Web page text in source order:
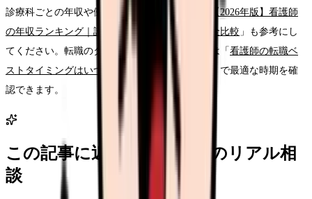
診療科ごとの年収や働き方を比較したい方は「
【2026年版】看護師
の年収ランキング｜診療科別・都道府県別の完全比較 」も参考にし
てください。転職のタイミングに迷っている方は「看護師の転職ベ
ストタイミングはいつ？2026年版の完全ガイド
」で最適な時期を確
認できます。
この記事に近い看護師さんのリアル相
談